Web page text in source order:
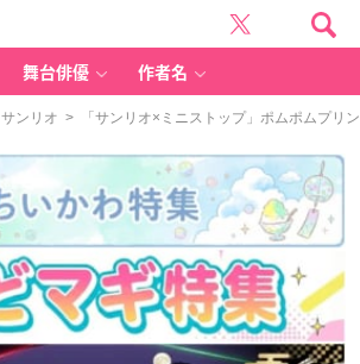
舞台俳優 作者名
サンリオ > 「サンリオ×ミニストップ」ポムポムプリ